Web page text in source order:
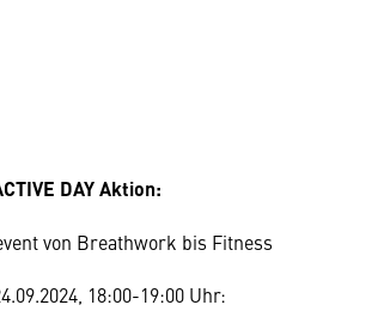
DAY Aktion:
von Breathwork bis Fitness
18:00-19:00 Uhr: